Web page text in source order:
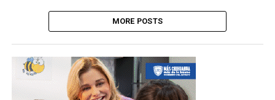
MORE POSTS